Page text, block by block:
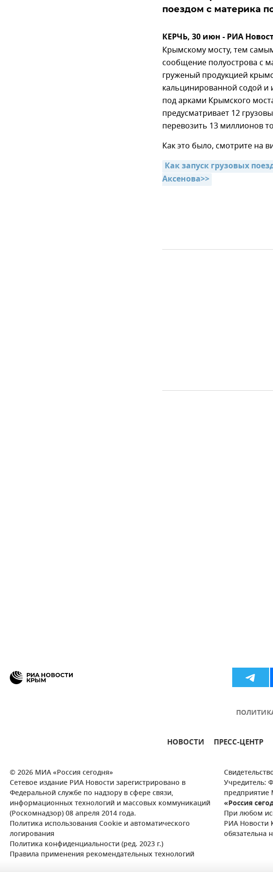
поездом с материка
КЕРЧЬ, 30 июн - РИА
Крымскому мосту, тем
сообщение полуострова с
груженый продукцией
кальцинированной содой и
под арками Крымского
предусматривает 12
перевозить 13 миллионов
Как это было, смотрите на
Как запуск грузовых
Аксенова>>
НОВОСТИ ПРЕСС-ЦЕНТР
© 2026 МИА «Россия сегодня»
Сетевое издание РИА Новости зарегистрировано в
Федеральной службе по надзору в сфере связи,
информационных технологий и массовых коммуникаций
(Роскомнадзор) 08 апреля 2014 года.
Политика использования Cookie и автоматического
логирования
Политика конфиденциальности (ред. 2023 г.)
Правила применения рекомендательных технологий
Учредитель:
«Россия
При любом
РИА Новости
обязательна